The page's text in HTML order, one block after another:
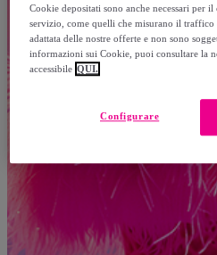
Cookie depositati sono anche necessari per
servizio, come quelli che misurano il traffico
adattata delle nostre offerte e non sono
informazioni sui Cookie, puoi consultare la
accessibile QUI.
Configurare